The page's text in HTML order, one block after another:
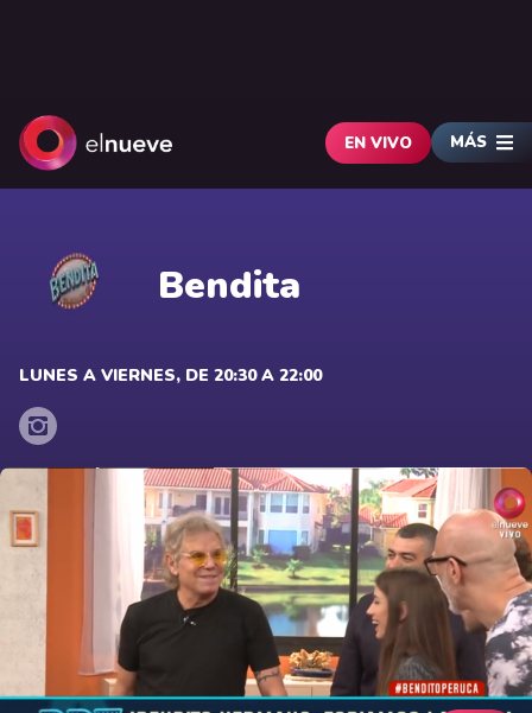
EN VIVO MÁS
Bendita
LUNES A VIERNES, DE 20:30 A 22:00